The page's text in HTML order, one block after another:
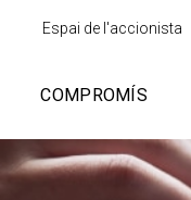
Espai de l'accionista
COMPROMÍS